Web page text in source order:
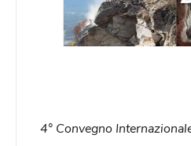
4° Convegno